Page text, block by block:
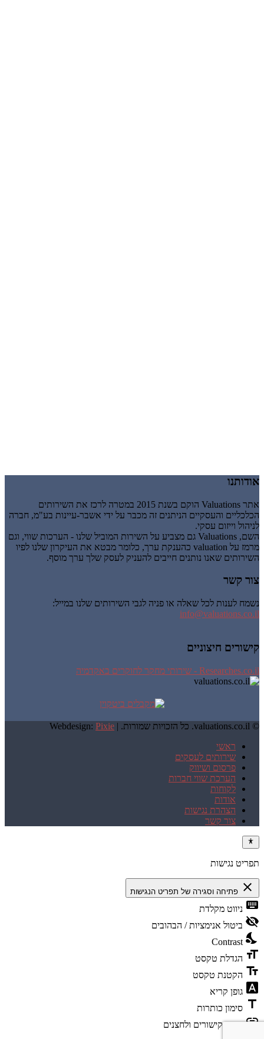
אודותנו
אתר Valuations הוקם בשנת 2015 במטרה לרכז את השירותים
הכלכליים והעסקיים הניתנים זה מכבר על ידי אשבר-עיינות בע"מ, חברה
לניהול וייזום עסקי.
השם, Valuations גם מצביע על השירות המוביל שלנו - הערכות שווי, וגם
מרמז על valuation כהענקת ערך, כלומר מבטא את העיקרון שלנו לפיו
השירותים שאנו נותנים חייבים להעניק לעסק שלך ערך מוסף.
צור קשר
נשמח לענות לכל שאלה או פניה לגבי השירותים שלנו במייל:
info@valuations.co.il
קישורים חיצוניים
Researches.co.il - שירותי מחקר לחוקרים באקדמיה
© valuations.co.il. כל הזכויות שמורות. | Webdesign: Pixie
ראשי
שירותים לעסקים
פרסום ושיווק
הערכת שווי חברות
לקוחות
אודות
הצהרת נגישות
צור קשר
תפריט נגישות
close פתיחה וסגירה של תפריט הנגישות
keyboard ניווט מקלדת
visibility_off ביטול אנימציות / הבהובים
nights_stay
Contrast
format_size הגדלת טקסט
text_fields הקטנת טקסט
font_download גופן קריא
title סימון כותרות
link סימון קישורים ולחצנים